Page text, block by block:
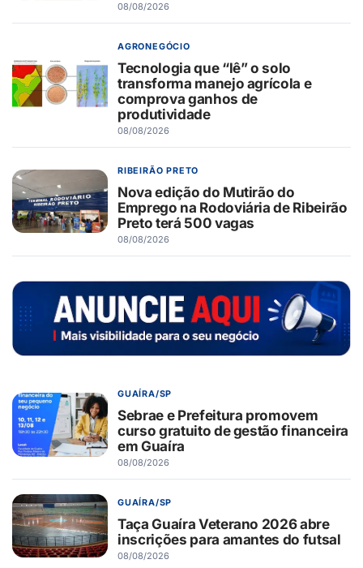
08/08/2026
AGRONEGÓCIO
Tecnologia que “lê” o solo
transforma manejo agrícola e
comprova ganhos de
produtividade
08/08/2026
RIBEIRÃO PRETO
Nova edição do Mutirão do
Emprego na Rodoviária de Ribeirão
Preto terá 500 vagas
08/08/2026
GUAÍRA/SP
Sebrae e Prefeitura promovem
curso gratuito de gestão financeira
em Guaíra
08/08/2026
GUAÍRA/SP
Taça Guaíra Veterano 2026 abre
inscrições para amantes do futsal
08/08/2026